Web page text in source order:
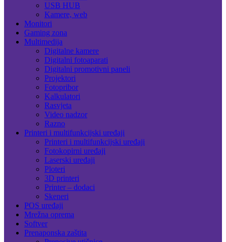
USB HUB
Kamere, web
Monitori
Gaming zona
Multimedija
Digitalne kamere
Digitalni fotoaparati
Digitalni promotivni paneli
Projektori
Fotopribor
Kalkulatori
Rasvjeta
Video nadzor
Razno
Printeri i multifunkcijski uređaji
Printeri i multifunkcijski uređaji
Fotokopirni uređaji
Laserski uređaji
Ploteri
3D printeri
Printer – dodaci
Skeneri
POS uređaji
Mrežna oprema
Softver
Prenaponska zaštita